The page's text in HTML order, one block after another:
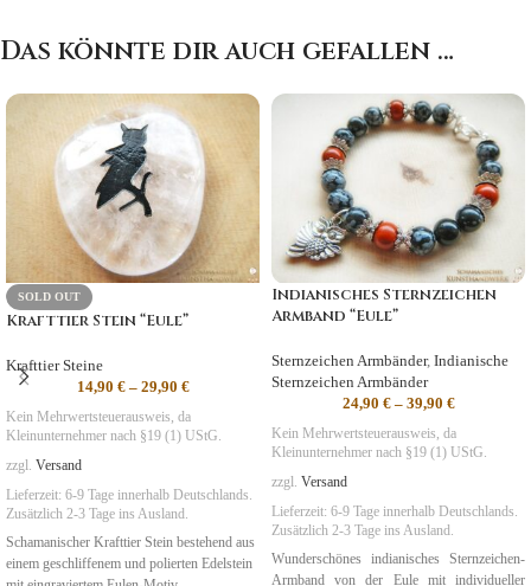
Das könnte dir auch gefallen …
SOLD OUT
Krafttier Stein “Eule”
Krafttier Steine
14,90 €– 29,90 €
Kein Mehrwertsteuerausweis, da
Kleinunternehmer nach §19 (1) UStG.
zzgl. Versand
Lieferzeit: 6-9 Tage innerhalb Deutschlands.
Zusätzlich 2-3 Tage ins Ausland.
Schamanischer Krafttier Stein bestehend aus
einem geschliffenem und polierten Edelstein
Indianisches Sternzeichen
Armband “Eule”
Sternzeichen Armbänder, Indianische
Sternzeichen Armbänder
24,90 €– 39,90 €
Kein Mehrwertsteuerausweis, da
Kleinunternehmer nach §19 (1) UStG.
zzgl. Versand
Lieferzeit: 6-9 Tage innerhalb Deutschlands.
Zusätzlich 2-3 Tage ins Ausland.
Wunderschönes indianisches Sternzeichen-
Armband von der Eule mit individueller